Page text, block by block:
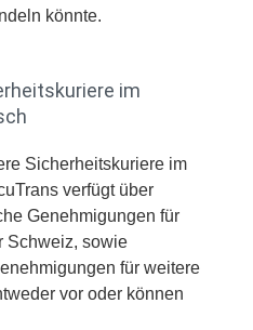
könnte.
im
Sicherheitskuriere im
verfügt über
Genehmigungen für
Schweiz, sowie
für weitere
vor oder können